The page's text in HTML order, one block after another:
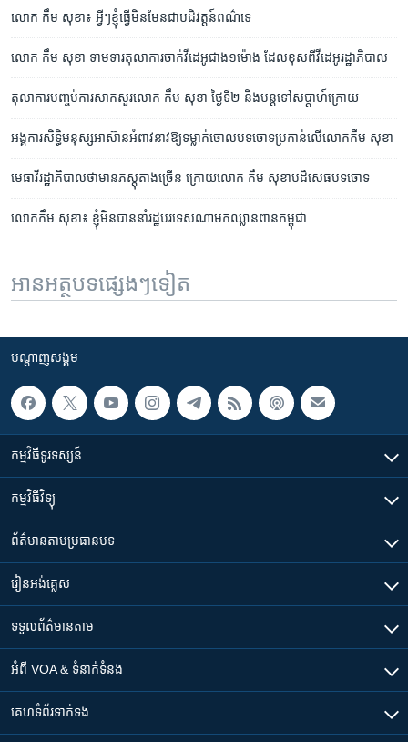
លោក កឹម សុខា៖ អ្វី​ៗ​ខ្ញុំ​ធ្វើ​មិន​មែន​ជា​បដិវត្តន៍​ពណ៌ទេ
លោក កឹម សុខា ទាមទារ​​តុលាការ​ចាក់​វីដេអូ​ជាង​១ម៉ោង ដែល​ខុស​​ពី​វីដេអូ​​រដ្ឋាភិបាល
តុលាការ​បញ្ចប់​ការ​សាកសួរ​លោក កឹម សុខា ថ្ងៃ​ទី​២ និង​បន្ត​ទៅ​សប្តាហ៍​ក្រោយ
អង្គការ​សិទ្ធិមនុស្ស​អាស៊ាន​អំពាវនាវ​ឱ្យ​ទម្លាក់​ចោល​បទចោទ​ប្រកាន់​លើ​លោក​កឹម សុខា
មេធាវី​រដ្ឋាភិបាល​ថា​មាន​ភស្តុតាង​ច្រើន ក្រោយ​លោក កឹម សុខា​បដិសេធ​បទ​ចោទ
លោកកឹម សុខា៖ ខ្ញុំ​មិន​បាន​នាំ​រដ្ឋ​បរទេស​ណា​មក​ឈ្លាន​ពាន​កម្ពុជា
អានអត្ថបទផ្សេងៗទៀត
បណ្តាញ​សង្គម
កម្មវិធី​ទូរទស្សន៍
កម្មវិធី​វិទ្យុ
ព័ត៌មាន​តាមប្រធានបទ​
រៀន​​អង់គ្លេស
ទទួល​ព័ត៌មាន​តាម
អំពី​ VOA & ទំនាក់ទំនង
គេហទំព័រ​​ទាក់ទង